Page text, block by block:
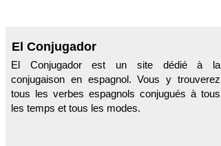
El Conjugador
El Conjugador est un site dédié à la
conjugaison en espagnol. Vous y trouverez
tous les verbes espagnols conjugués à tous
les temps et tous les modes.